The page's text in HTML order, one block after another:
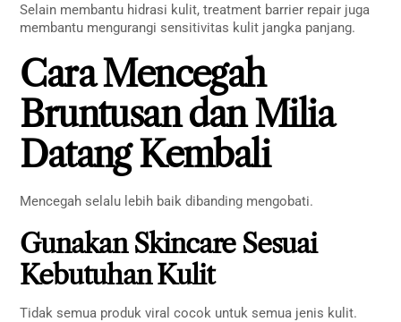
Selain membantu hidrasi kulit, treatment barrier repair juga
membantu mengurangi sensitivitas kulit jangka panjang.
Cara Mencegah
Bruntusan dan Milia
Datang Kembali
Mencegah selalu lebih baik dibanding mengobati.
Gunakan Skincare Sesuai
Kebutuhan Kulit
Tidak semua produk viral cocok untuk semua jenis kulit.